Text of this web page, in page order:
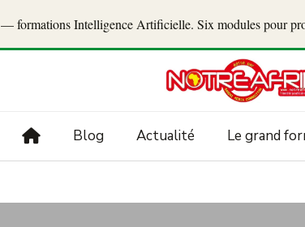
— formations Intelligence Artificielle. Six modules pour
Blog Actualité Le grand